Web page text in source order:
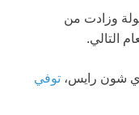
وزادت من
التالي.
شون رايس، توفي